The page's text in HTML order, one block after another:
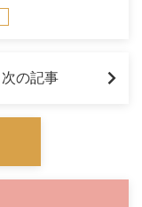
次の記事